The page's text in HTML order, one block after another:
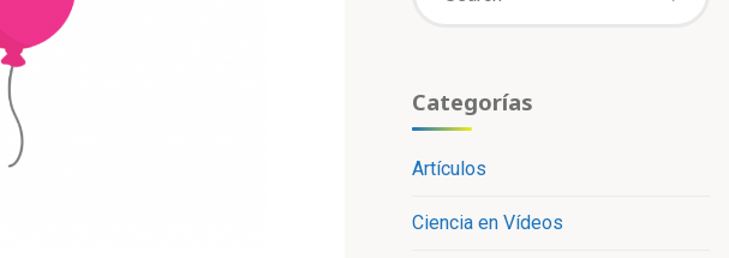
Categorías
Artículos
Ciencia en Vídeos